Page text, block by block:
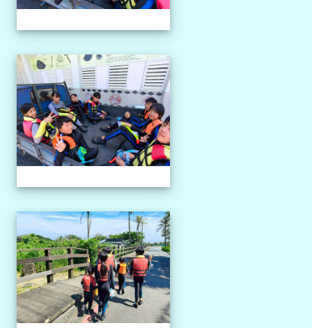
1150527獨木舟課程